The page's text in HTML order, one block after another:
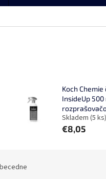
Koch
InsideUp 500
Skladem (5 ks)
€8,05